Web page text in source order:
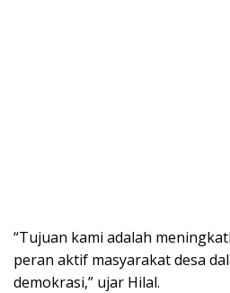
“Tujuan kami adalah
peran aktif masyarakat desa
demokrasi,” ujar Hilal.